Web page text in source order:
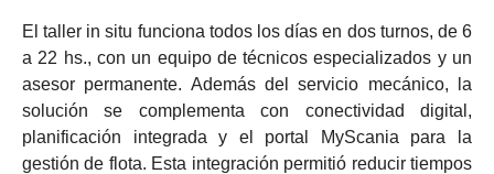
El taller in situ funciona todos los días en dos turnos, de 6
a 22 hs., con un equipo de técnicos especializados y un
asesor permanente. Además del servicio mecánico, la
solución se complementa con conectividad digital,
planificación integrada y el portal MyScania para la
gestión de flota. Esta integración permitió reducir tiempos